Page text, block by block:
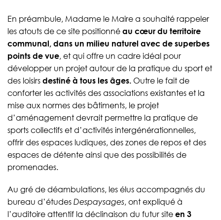
En préambule, Madame le Maire a souhaité rappeler
les atouts de ce site positionné au cœur du territoire
communal, dans un milieu naturel avec de superbes
points de vue, et qui offre un cadre idéal pour
développer un projet autour de la pratique du sport et
des loisirs destiné à tous les âges. Outre le fait de
conforter les activités des associations existantes et la
mise aux normes des bâtiments, le projet
d’aménagement devrait permettre la pratique de
sports collectifs et d’activités intergénérationnelles,
offrir des espaces ludiques, des zones de repos et des
espaces de détente ainsi que des possibilités de
promenades.
Au gré de déambulations, les élus accompagnés du
bureau d’études Despaysages, ont expliqué à
l’auditoire attentif la déclinaison du futur site en 3